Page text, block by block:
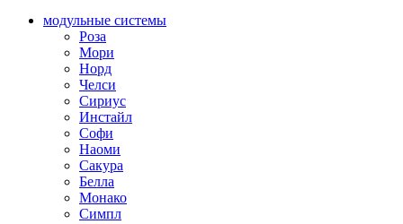
модульные системы
Роза
Мори
Норд
Челси
Сириус
Инстайл
Софи
Наоми
Сакура
Белла
Монако
Симпл